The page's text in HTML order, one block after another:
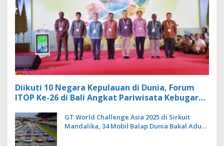
Diikuti 10 Negara Kepulauan di Dunia, Forum
ITOP Ke-26 di Bali Angkat Pariwisata Kebugaran
GT World Challenge Asia 2025 di Sirkuit
Mandalika, 34 Mobil Balap Dunia Bakal Adu